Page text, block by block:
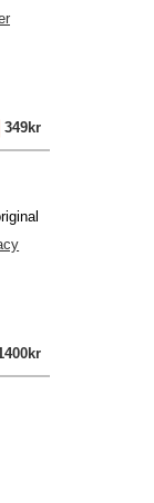
349kr